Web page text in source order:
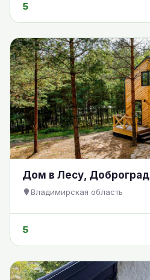
5
Дом в Лесу, Доброград
Владимирская область
5